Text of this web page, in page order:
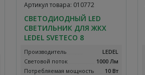
Артикул товара: 010772
СВЕТОДИОДНЫЙ LED
СВЕТИЛЬНИК ДЛЯ ЖКХ
LEDEL SVETECO 8
Производитель
LEDEL
Световой поток
1000 Лм
Потребляемая мощность
10 Вт